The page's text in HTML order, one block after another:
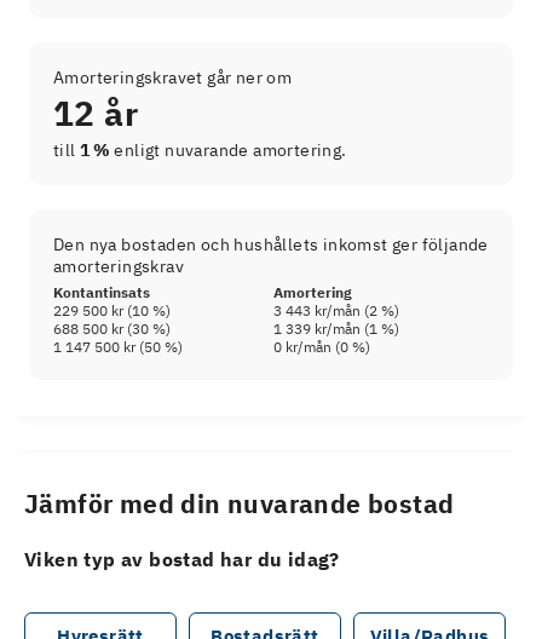
Amorteringskravet går ner om
12 år
till 1 % enligt nuvarande amortering.
Den nya bostaden och hushållets inkomst ger följande
amorteringskrav
Kontantinsats
Amortering
229 500 kr(10 %) 3 443 kr/mån (2 %)
688 500 kr(30 %) 1 339 kr/mån (1 %)
1 147 500 kr(50 %) 0 kr/mån (0 %)
Jämför med din nuvarande bostad
Viken typ av bostad har du idag?